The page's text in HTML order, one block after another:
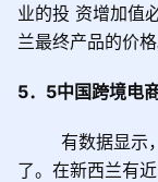
业的投 资增加值
兰最终产品的价格
5． 5中国跨境电
有数据显示
了。在新西兰有近